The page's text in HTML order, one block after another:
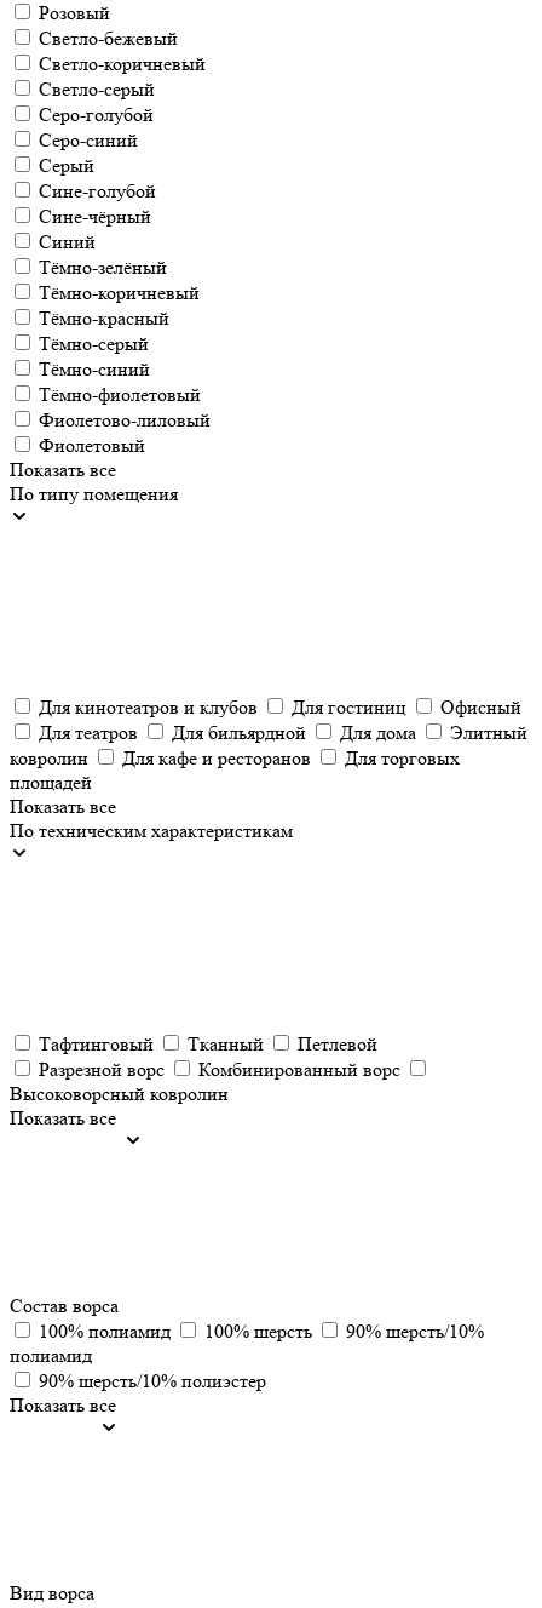
Розовый
Светло-бежевый
Светло-коричневый
Светло-серый
Серо-голубой
Серо-синий
Серый
Сине-голубой
Сине-чёрный
Синий
Тёмно-зелёный
Тёмно-коричневый
Тёмно-красный
Тёмно-серый
Тёмно-синий
Тёмно-фиолетовый
Фиолетово-лиловый
Фиолетовый
Показать все
По типу помещения
Для кинотеатров и клубов Для гостиниц
Офисный
Для театров
Для бильярдной Для дома
Элитный
ковролин
Для кафе и ресторанов
Для торговых
площадей
Показать все
По техническим характеристикам
Тафтинговый Тканный
Петлевой
Разрезной ворс
Комбинированный ворс
Высоковорсный ковролин
Показать все
Состав ворса
100% полиамид
100% шерсть
90% шерсть/10%
полиамид
90% шерсть/10% полиэстер
Показать все
Вид ворса